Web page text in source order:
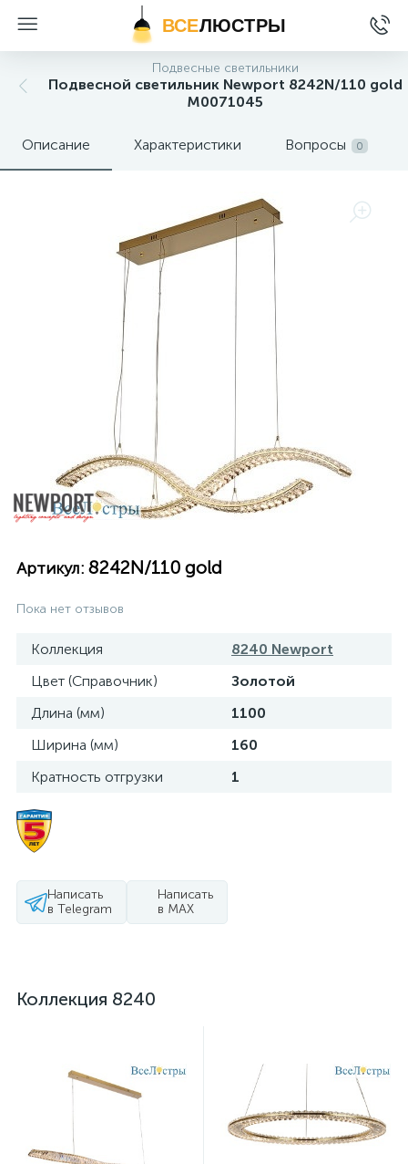
ВСЕЛЮСТРЫ
Подвесные светильники
Подвесной светильник Newport 8242N/110 gold
М0071045
Описание Характеристики Вопросы 0
Артикул: 8242N/110 gold
Пока нет отзывов
Коллекция
8240 Newport
Цвет (Справочник)
Золотой
Длина (мм)
1100
Ширина (мм)
160
Кратность отгрузки
1
Написать
в Telegram
Написать
в MAX
Коллекция 8240